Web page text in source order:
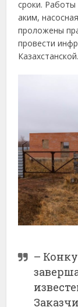
сроки.
аким,
проложены
провести
Казахстанской.
–